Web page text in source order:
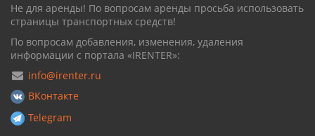
Не для аренды! По вопросам аренды просьба использовать
страницы транспортных средств!
По вопросам добавления, изменения, удаления
информации с портала «IRENTER»:
info@irenter.ru
ВКонтакте
Telegram